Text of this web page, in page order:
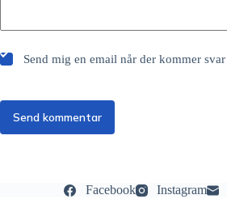
Send mig en email når der kommer
Send kommentar
Facebook Instagram